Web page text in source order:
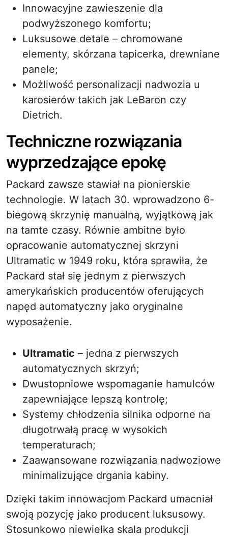
Innowacyjne zawieszenie dla
podwyższonego komfortu;
Luksusowe detale – chromowane
elementy, skórzana tapicerka, drewniane
panele;
Możliwość personalizacji nadwozia u
karosierów takich jak LeBaron czy
Dietrich.
Techniczne rozwiązania
wyprzedzające epokę
Packard zawsze stawiał na pionierskie
technologie. W latach 30. wprowadzono 6-
biegową skrzynię manualną, wyjątkową jak
na tamte czasy. Równie ambitne było
opracowanie automatycznej skrzyni
Ultramatic w 1949 roku, która sprawiła, że
Packard stał się jednym z pierwszych
amerykańskich producentów oferujących
napęd automatyczny jako oryginalne
wyposażenie.
Ultramatic – jedna z pierwszych
automatycznych skrzyń;
Dwustopniowe wspomaganie hamulców
zapewniające lepszą kontrolę;
Systemy chłodzenia silnika odporne na
długotrwałą pracę w wysokich
temperaturach;
Zaawansowane rozwiązania nadwoziowe
minimalizujące drgania kabiny.
Dzięki takim innowacjom Packard umacniał
swoją pozycję jako producent luksusowy.
Stosunkowo niewielka skala produkcji